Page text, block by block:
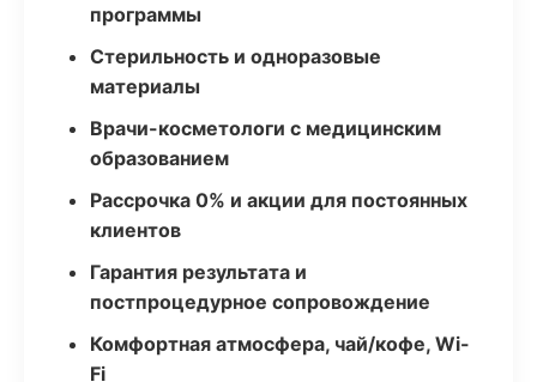
программы
Стерильность и одноразовые
материалы
Врачи-косметологи с медицинским
образованием
Рассрочка 0% и акции для постоянных
клиентов
Гарантия результата и
постпроцедурное сопровождение
Комфортная атмосфера, чай/кофе, Wi-
Fi